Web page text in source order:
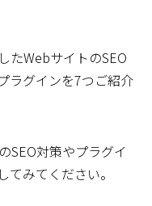
たWebサイトのSEO
ラグインを7つご紹介
SEO対策やプラグイ
みてください。